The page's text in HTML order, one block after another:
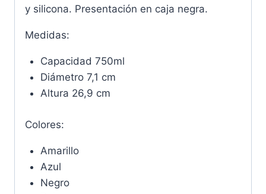
y silicona. Presentación en caja negra.
Medidas:
Capacidad 750ml
Diámetro 7,1 cm
Altura 26,9 cm
Colores:
Amarillo
Azul
Negro